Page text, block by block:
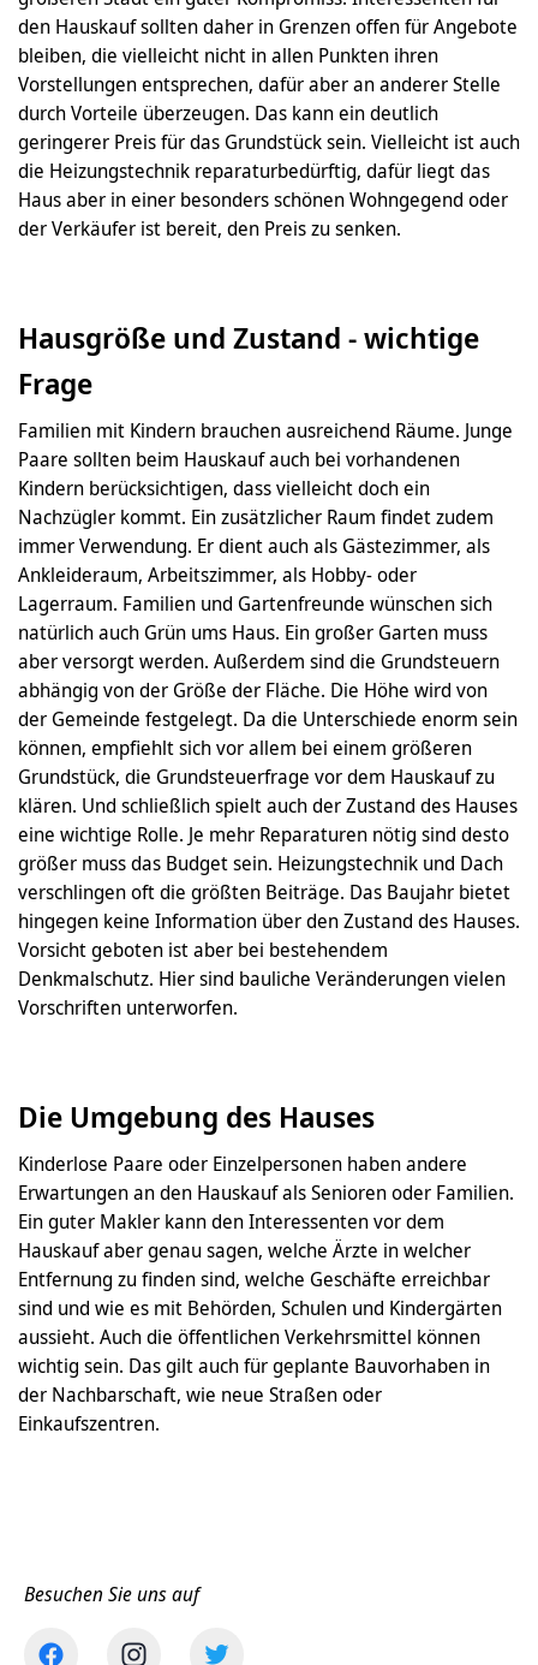
den Hauskauf sollten daher in Grenzen offen für Angebote
bleiben, die vielleicht nicht in allen Punkten ihren
Vorstellungen entsprechen, dafür aber an anderer Stelle
durch Vorteile überzeugen. Das kann ein deutlich
geringerer Preis für das Grundstück sein. Vielleicht ist auch
die Heizungstechnik reparaturbedürftig, dafür liegt das
Haus aber in einer besonders schönen Wohngegend oder
der Verkäufer ist bereit, den Preis zu senken.
Hausgröße und Zustand - wichtige
Frage
Familien mit Kindern brauchen ausreichend Räume. Junge
Paare sollten beim Hauskauf auch bei vorhandenen
Kindern berücksichtigen, dass vielleicht doch ein
Nachzügler kommt. Ein zusätzlicher Raum findet zudem
immer Verwendung. Er dient auch als Gästezimmer, als
Ankleideraum, Arbeitszimmer, als Hobby- oder
Lagerraum. Familien und Gartenfreunde wünschen sich
natürlich auch Grün ums Haus. Ein großer Garten muss
aber versorgt werden. Außerdem sind die Grundsteuern
abhängig von der Größe der Fläche. Die Höhe wird von
der Gemeinde festgelegt. Da die Unterschiede enorm sein
können, empfiehlt sich vor allem bei einem größeren
Grundstück, die Grundsteuerfrage vor dem Hauskauf zu
klären. Und schließlich spielt auch der Zustand des Hauses
eine wichtige Rolle. Je mehr Reparaturen nötig sind desto
größer muss das Budget sein. Heizungstechnik und Dach
verschlingen oft die größten Beiträge. Das Baujahr bietet
hingegen keine Information über den Zustand des Hauses.
Vorsicht geboten ist aber bei bestehendem
Denkmalschutz. Hier sind bauliche Veränderungen vielen
Vorschriften unterworfen.
Die Umgebung des Hauses
Kinderlose Paare oder Einzelpersonen haben andere
Erwartungen an den Hauskauf als Senioren oder Familien.
Ein guter Makler kann den Interessenten vor dem
Hauskauf aber genau sagen, welche Ärzte in welcher
Entfernung zu finden sind, welche Geschäfte erreichbar
sind und wie es mit Behörden, Schulen und Kindergärten
aussieht. Auch die öffentlichen Verkehrsmittel können
wichtig sein. Das gilt auch für geplante Bauvorhaben in
der Nachbarschaft, wie neue Straßen oder
Einkaufszentren.
Besuchen Sie uns auf